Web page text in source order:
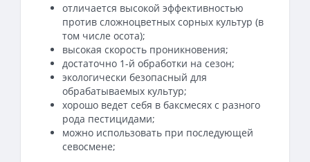
отличается высокой эффективностью
против сложноцветных сорных культур (в
том числе осота);
высокая скорость проникновения;
достаточно 1-й обработки на сезон;
экологически безопасный для
обрабатываемых культур;
хорошо ведет себя в баксмесях с разного
рода пестицидами;
можно использовать при последующей
севосмене;